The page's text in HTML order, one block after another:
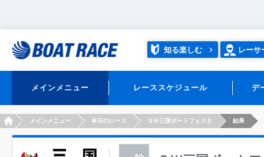
知る楽しむ レーサ
メインメニュー レーススケジュール デ
HOMEメインメニュー 本日のレース ＧＷ三国ボートフェスタ 結果